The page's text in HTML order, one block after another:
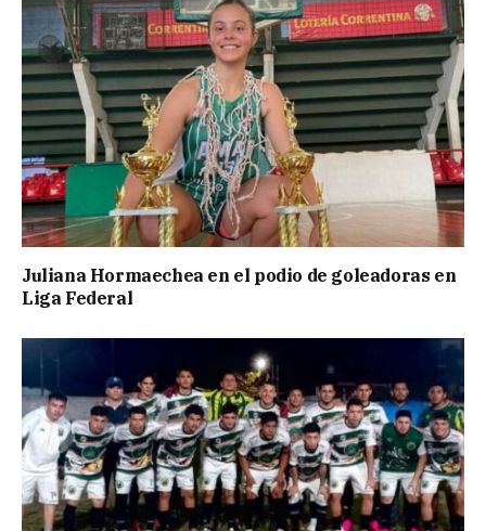
Juliana Hormaechea en el podio de goleadoras en
Liga Federal